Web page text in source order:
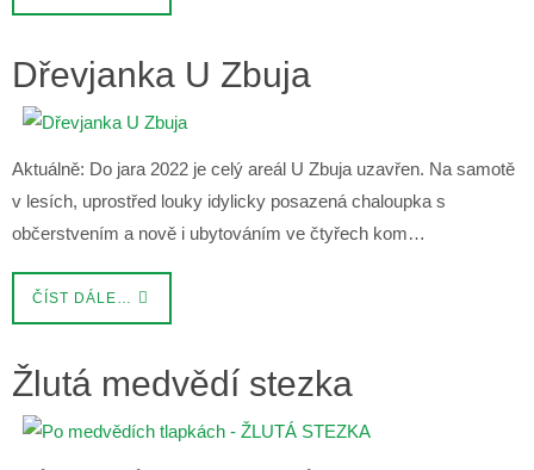
Dřevjanka U Zbuja
Aktuálně: Do jara 2022 je celý areál U Zbuja uzavřen. Na samotě
v lesích, uprostřed louky idylicky posazená chaloupka s
občerstvením a nově i ubytováním ve čtyřech kom…
ČÍST DÁLE…
Žlutá medvědí stezka